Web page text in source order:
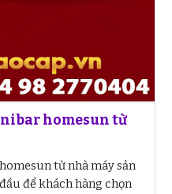
homesun từ
từ nhà máy sản
để khách hàng chọn